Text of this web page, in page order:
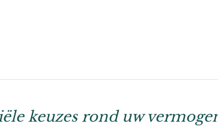
keuzes rond uw